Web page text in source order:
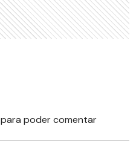
para poder comentar